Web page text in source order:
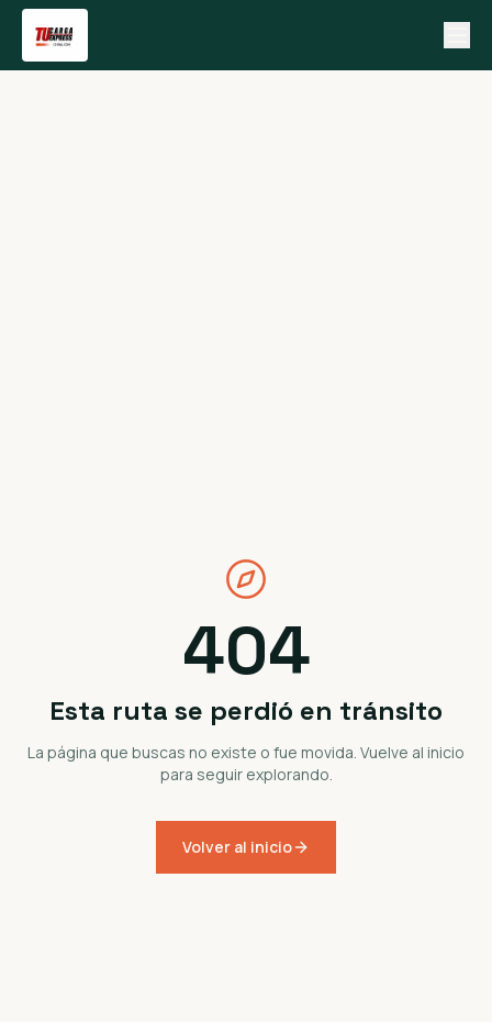
404
Esta ruta se perdió en tránsito
La página que buscas no existe o fue movida. Vuelve al inicio
para seguir explorando.
Volver al inicio